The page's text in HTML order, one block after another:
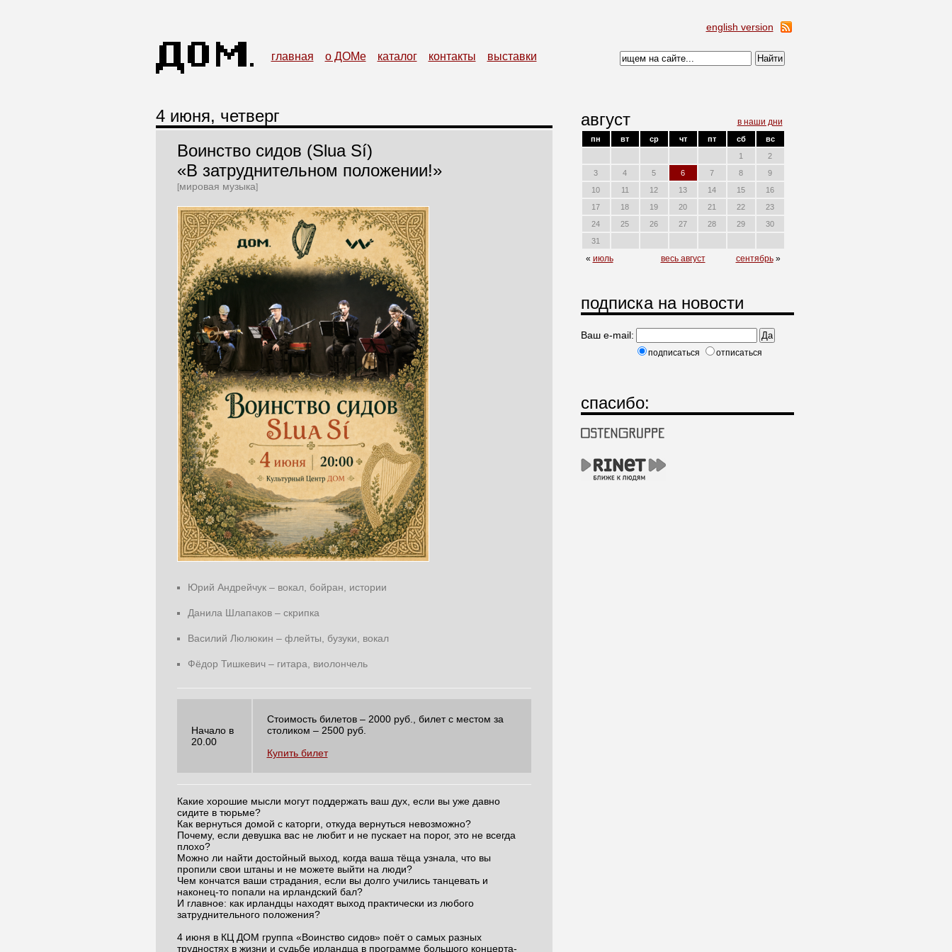
english version
главная о ДОМе каталог контакты выставки
4 июня, четверг
Воинство сидов (Slua Sí)
«В затруднительном положении!»
[мировая музыка]
Юрий Андрейчук – вокал, бойран, истории
Данила Шлапаков – скрипка
Василий Люлюкин – флейты, бузуки, вокал
Фёдор Тишкевич – гитара, виолончель
Начало в
20.00
Стоимость билетов – 2000 руб., билет с местом за
столиком – 2500 руб.
Купить билет
Какие хорошие мысли могут поддержать ваш дух, если вы уже давно
сидите в тюрьме?
Как вернуться домой с каторги, откуда вернуться невозможно?
Почему, если девушка вас не любит и не пускает на порог, это не всегда
плохо?
Можно ли найти достойный выход, когда ваша тёща узнала, что вы
пропили свои штаны и не можете выйти на люди?
Чем кончатся ваши страдания, если вы долго учились танцевать и
наконец-то попали на ирландский бал?
И главное: как ирландцы находят выход практически из любого
затруднительного положения?
4 июня в КЦ ДОМ группа «Воинство сидов» поёт о самых разных
трудностях в жизни и судьбе ирландца в программе большого концерта-
август в наши дни
пн вт ср чт пт сб
вс
1
2
3
4 5 6 7 8
9
10
11 12 13 14 15
16
17
18 19 20 21 22
23
24
25 26 27 28 29
30
31
« июль весь август сентябрь»
подписка на новости
Ваш e-mail:
подписаться отписаться
спасибо: